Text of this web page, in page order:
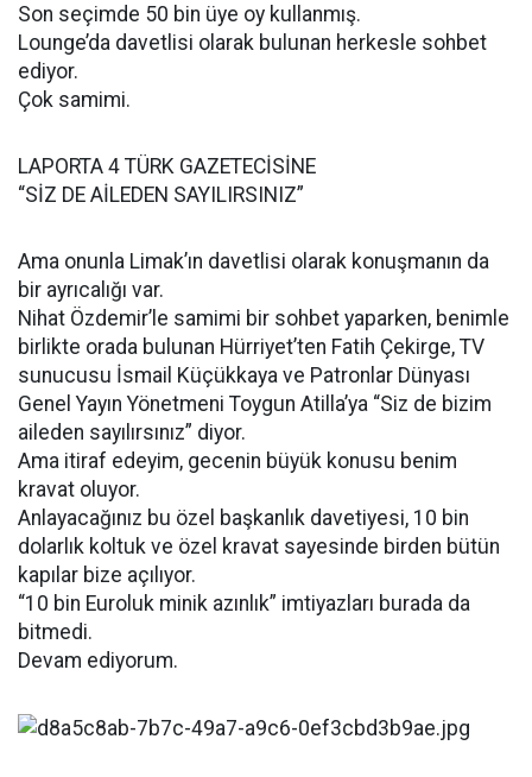
Son seçimde 50 bin üye oy kullanmış.
Lounge’da davetlisi olarak bulunan herkesle sohbet
ediyor.
Çok samimi.
LAPORTA 4 TÜRK GAZETECİSİNE
“SİZ DE AİLEDEN SAYILIRSINIZ”
Ama onunla Limak’ın davetlisi olarak konuşmanın da
bir ayrıcalığı var.
Nihat Özdemir’le samimi bir sohbet yaparken, benimle
birlikte orada bulunan Hürriyet’ten Fatih Çekirge, TV
sunucusu İsmail Küçükkaya ve Patronlar Dünyası
Genel Yayın Yönetmeni Toygun Atilla’ya “Siz de bizim
aileden sayılırsınız” diyor.
Ama itiraf edeyim, gecenin büyük konusu benim
kravat oluyor.
Anlayacağınız bu özel başkanlık davetiyesi, 10 bin
dolarlık koltuk ve özel kravat sayesinde birden bütün
kapılar bize açılıyor.
“10 bin Euroluk minik azınlık” imtiyazları burada da
bitmedi.
Devam ediyorum.